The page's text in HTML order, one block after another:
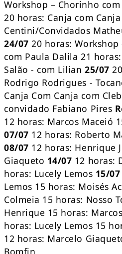
Workshop – Chorinho
20 horas: Canja com
Centini/Convidados
24/07 20 horas:
com Paula Dalila 21
Salão - com Lilian25/07
Rodrigo Rodrigues -
Canja Com Canja com
convidado Fabiano Pires
12 horas: Marcos Maceió
07/07 12 horas: Roberto
08/07 12 horas: Henrique
Giaqueto 14/07 12 horas:
horas: Lucely Lemos 15/07
Lemos 15 horas: Moisés
Colmeia 15 horas: Nosso
Henrique 15 horas:
horas: Lucely Lemos 15
12 horas: Marcelo